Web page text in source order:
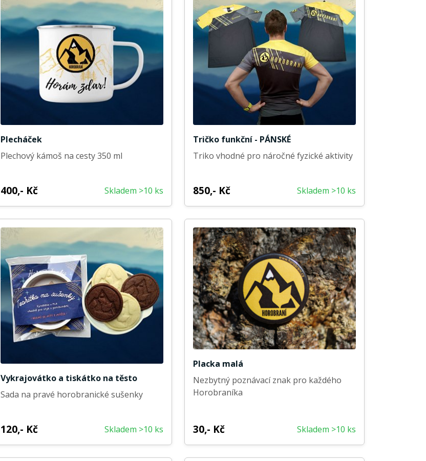
Plecháček
Plechový kámoš na cesty 350 ml
400,- Kč Skladem >10 ks
Tričko funkční - PÁNSKÉ
Triko vhodné pro náročné fyzické aktivity
850,- Kč Skladem >10 ks
Vykrajovátko a tiskátko na těsto
Sada na pravé horobranické sušenky
120,- Kč Skladem >10 ks
Placka malá
Nezbytný poznávací znak pro každého
Horobraníka
30,- Kč Skladem >10 ks